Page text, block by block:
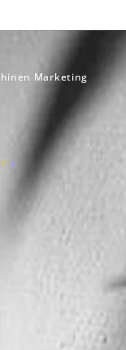
Marketing